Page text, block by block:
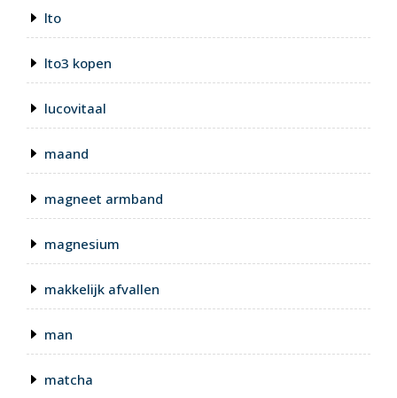
lto
lto3 kopen
lucovitaal
maand
magneet armband
magnesium
makkelijk afvallen
man
matcha